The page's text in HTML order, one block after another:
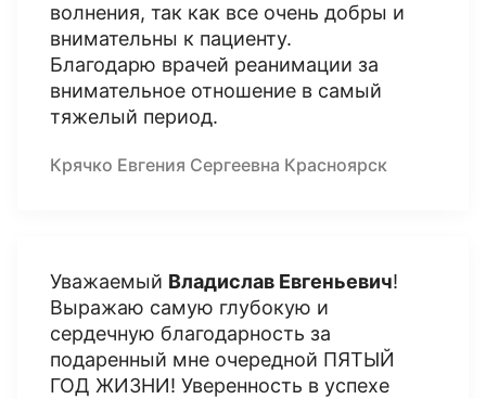
волнения, так как все очень добры и
внимательны к пациенту.
Благодарю врачей реанимации за
внимательное отношение в самый
тяжелый период.
Крячко Евгения Сергеевна Красноярск
Уважаемый Владислав Евгеньевич!
Выражаю самую глубокую и
сердечную благодарность за
подаренный мне очередной ПЯТЫЙ
ГОД ЖИЗНИ! Уверенность в успехе